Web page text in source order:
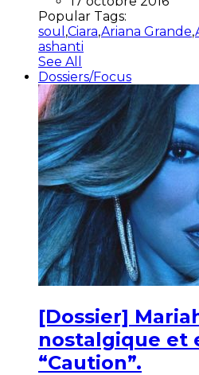
Popular Tags:
soul ,Ciara,Ariana Grande,
ashanti
See All
Dossiers/Focus
[Dossier]
nostalgique et
“Caution”.